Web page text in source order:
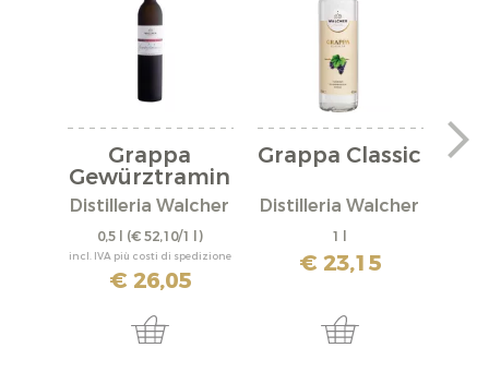
Grappa
Gewürztramin
er
Distilleria Walcher
0,5 l (€ 52,10/1 l)
incl. IVA più costi di spedizione
€ 26,05
Grappa Classic
Distilleria Walcher
1 l
€ 23,15